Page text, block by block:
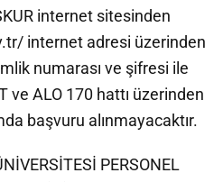
internet sitesinden
internet adresi üzerinden
numarası ve şifresi ile
ve ALO 170 hattı üzerinden
başvuru alınmayacaktır.
PERSONEL